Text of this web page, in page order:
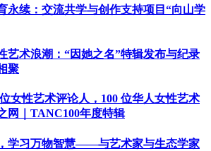
永续：交流共学与创作支持项目“向山学
艺术浪潮：“因她之名”特辑发布与纪录
聚
女性艺术评论人，100 位华人女性艺术
网｜TANC100年度特辑
学习万物智慧——与艺术家与生态学家